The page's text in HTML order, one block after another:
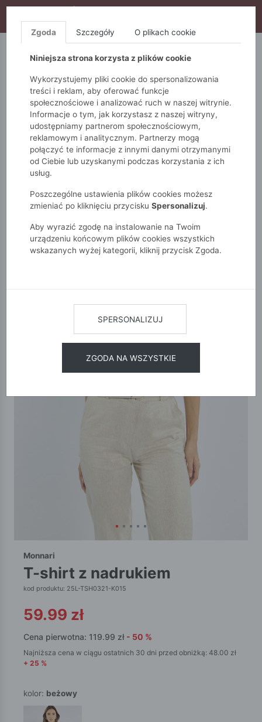
S10), DODATKOWE 15% ZA 3SZT (KOD: S15)
5.10.15. QUIOSQUE
Monnari Zobacz wszystko
Bluzki i t-shirty
T-shirty
Monnari
t-shirt z nadrukiem
kod produktu: 25L-TSH0321-K015
59.99 zł
Cena pierwotna: 119.99 zł - 50 %
Najniższa cena w ciągu ostatnich 30 dni przed obniżką: 48.00 zł
+ 25 %
kolor: beżowy
Zgoda Szczegóły O plikach cookie
Niniejsza strona korzysta z plików cookie
Wykorzystujemy pliki cookie do spersonalizowania
treści i reklam, aby oferować funkcje
społecznościowe i analizować ruch w naszej witrynie.
Informacje o tym, jak korzystasz z naszej witryny,
udostępniamy partnerom społecznościowym,
reklamowym i analitycznym. Partnerzy mogą
połączyć te informacje z innymi danymi otrzymanymi
od Ciebie lub uzyskanymi podczas korzystania z ich
usług.
Poszczególne ustawienia plików cookies możesz
zmieniać po kliknięciu przycisku Spersonalizuj.
Aby wyrazić zgodę na instalowanie na Twoim
urządzeniu końcowym plików cookies wszystkich
wskazanych wyżej kategorii, kliknij przycisk Zgoda.
SPERSONALIZUJ
ZGODA NA WSZYSTKIE